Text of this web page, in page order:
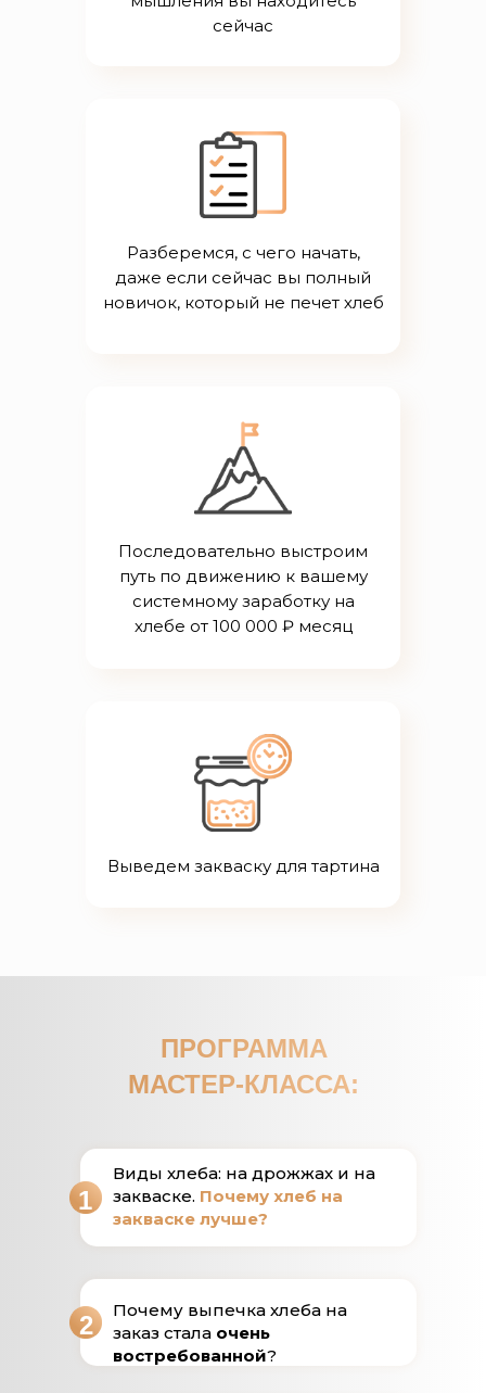
сейчас
Последовательно выстроим
путь по движению к вашему
системному заработку на
хлебе от 100 000 ₽ месяц
Разберемся, с чего начать,
даже если сейчас вы полный
новичок, который не печет хлеб
Выведем закваску для тартина
Виды хлеба: на дрожжах и на
закваске. Почему хлеб на
закваске лучше?
Почему выпечка хлеба на
заказ стала очень
востребованной?
1
2
ПРОГРАММА
МАСТЕР-КЛАССА: